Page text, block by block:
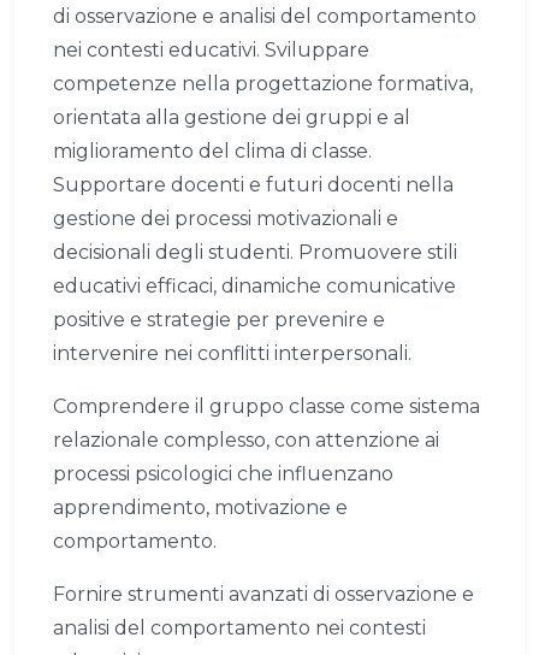
di osservazione e analisi del comportamento
nei contesti educativi. Sviluppare
competenze nella progettazione formativa,
orientata alla gestione dei gruppi e al
miglioramento del clima di classe.
Supportare docenti e futuri docenti nella
gestione dei processi motivazionali e
decisionali degli studenti. Promuovere stili
educativi efficaci, dinamiche comunicative
positive e strategie per prevenire e
intervenire nei conflitti interpersonali.
Comprendere il gruppo classe come sistema
relazionale complesso, con attenzione ai
processi psicologici che influenzano
apprendimento, motivazione e
comportamento.
Fornire strumenti avanzati di osservazione e
analisi del comportamento nei contesti